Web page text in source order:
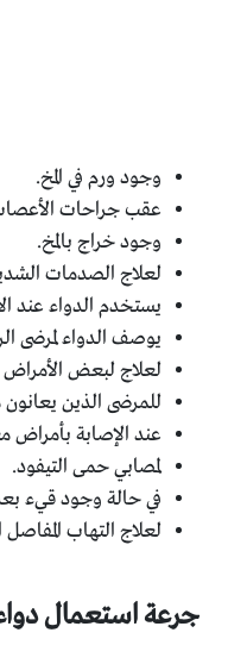
وجود ورم في المخ.
عقب جراحات
وجود خراج بالمخ.
لعلاج الصدمات
يستخدم الدواء عند
يوصف الدواء لمرضى
لعلاج لبعض الأمراض
للمرضى الذين يعانون
عند الإصابة بأمراض
لمصابي حمى التيفود.
في حالة وجود قيء
لعلاج التهاب المفاصل
جرعة استعمال